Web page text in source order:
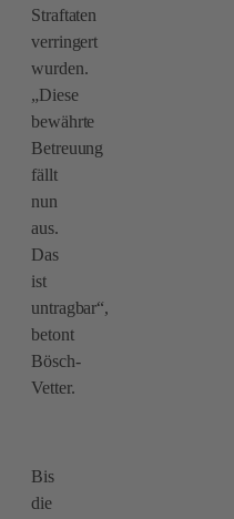
Straftaten
verringert
wurden.
„Diese
bewährte
Betreuung
fällt
nun
aus.
Das
ist
untragbar“,
betont
Bösch-
Vetter.
Bis
die